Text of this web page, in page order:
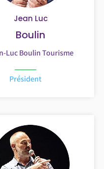
Jean Luc
Boulin
Luc Boulin Tourisme
Président